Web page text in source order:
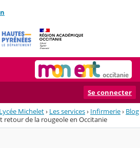
Se connecter
Michelet› Les services› Infirmerie› Blog
retour de la rougeole en Occitanie